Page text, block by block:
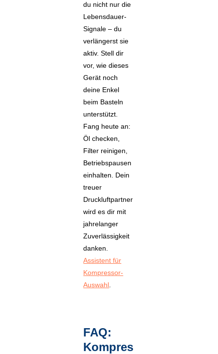
du nicht nur die
Lebensdauer-
Signale – du
verlängerst sie
aktiv. Stell dir
vor, wie dieses
Gerät noch
deine Enkel
beim Basteln
unterstützt.
Fang heute an:
Öl checken,
Filter reinigen,
Betriebspausen
einhalten. Dein
treuer
Druckluftpartner
wird es dir mit
jahrelanger
Zuverlässigkeit
danken.
Assistent für
Kompressor-
Auswahl
FAQ:
Kompres